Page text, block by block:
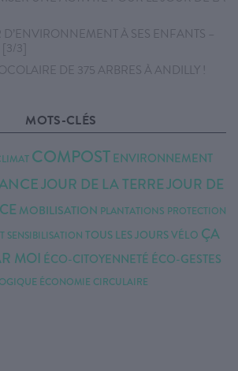
À SES ENFANTS –
[3/3]
DE 375 ARBRES À ANDILLY !
MOTS-CLÉS
COMPOSTENVIRONNEMENT
JOUR DE LA TERREJOUR DE
MOBILISATION PLANTATIONS PROTECTION
SENSIBILISATION TOUS LES JOURSVÉLO ÇA
MOI ÉCO-CITOYENNETÉ ÉCO-GESTES
ÉCONOMIE CIRCULAIRE